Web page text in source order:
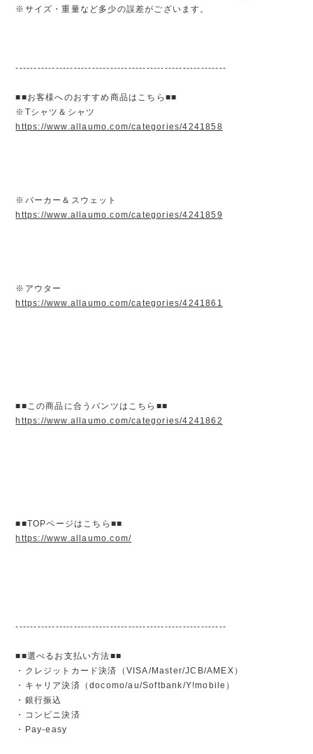
※サイズ・重量など多少の誤差がございます。
----------------------------------------------------------
■■お客様へのおすすめ商品はこちら■■
※Tシャツ＆シャツ
https://www.allaumo.com/categories/4241858
※パーカー＆スウェット
https://www.allaumo.com/categories/4241859
※アウター
https://www.allaumo.com/categories/4241861
■■この商品に合うパンツはこちら■■
https://www.allaumo.com/categories/4241862
■■TOPページはこちら■■
https://www.allaumo.com/
----------------------------------------------------------
■■選べるお支払い方法■■
・クレジットカード決済（VISA/Master/JCB/AMEX）
・キャリア決済（docomo/au/Softbank/Y!mobile）
・銀行振込
・コンビニ決済
・Pay-easy